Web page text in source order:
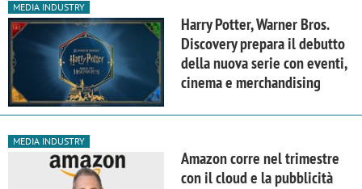
MEDIA INDUSTRY
Harry Potter, Warner Bros.
Discovery prepara il debutto
della nuova serie con eventi,
cinema e merchandising
MEDIA INDUSTRY
Amazon corre nel trimestre
con il cloud e la pubblicità